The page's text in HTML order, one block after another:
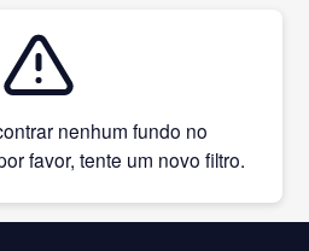
nenhum fundo no
favor, tente um novo filtro.